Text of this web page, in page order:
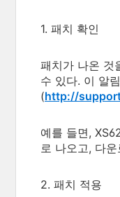
1. 패치 확인
패치가 나온 것
수 있다. 이 알
(http://
예를 들면,
로 나오고, 다
2. 패치 적용